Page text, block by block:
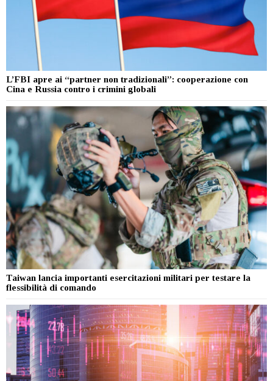
L’FBI apre ai “partner non tradizionali”: cooperazione con
Cina e Russia contro i crimini globali
Taiwan lancia importanti esercitazioni militari per testare la
flessibilità di comando